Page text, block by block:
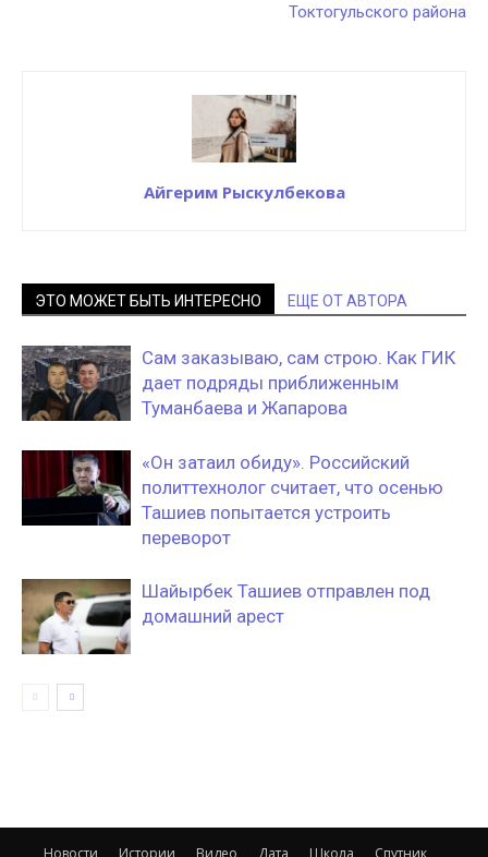
Токтогульского района
Айгерим Рыскулбекова
ЭТО МОЖЕТ БЫТЬ ИНТЕРЕСНО ЕЩЕ ОТ АВТОРА
Сам заказываю, сам строю. Как ГИК
дает подряды приближенным
Туманбаева и Жапарова
«Он затаил обиду». Российский
политтехнолог считает, что осенью
Ташиев попытается устроить
переворот
Шайырбек Ташиев отправлен под
домашний арест